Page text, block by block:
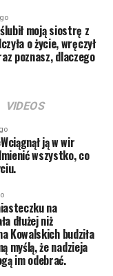
moją siostrę z
o życie, wręczył
poznasz, dlaczego
VIDEOS
ją w wir
wszystko, co
na
dłużej niż
Kowalskich budziła
myślą, że nadzieja
im odebrać.